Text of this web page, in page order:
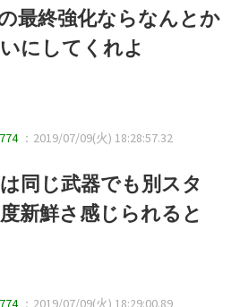
最終強化ならなんとか
にしてくれよ
：2019/07/09(火) 18:28:57.32
同じ武器でも別スタ
新鮮さ感じられると
：2019/07/09(火) 18:29:00.89